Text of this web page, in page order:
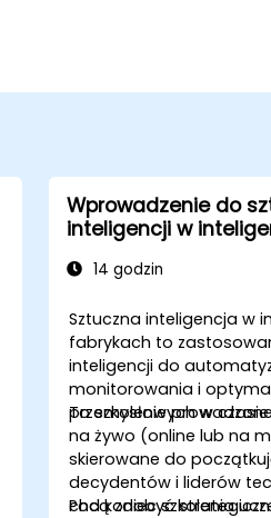
Wprowadzenie do
inteligencji w
przemysłowej
14 godzin
Sztuczna inteligencja w
fabrykach to
inteligencji do
monitorowania i
przemysłowych w
To szkolenie
na żywo (online lub na
skierowane do
decydentów i liderów
chcą zdobyć
Pod koniec szkolenia